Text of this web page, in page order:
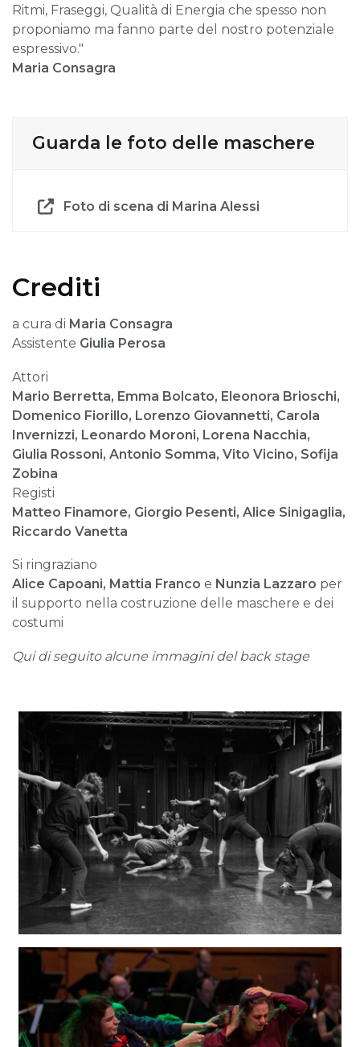
Ritmi, Fraseggi, Qualità di Energia che spesso non
proponiamo ma fanno parte del nostro potenziale
espressivo."
Maria Consagra
Guarda le foto delle maschere
Foto di scena di Marina Alessi
Crediti
a cura di Maria Consagra
Assistente Giulia Perosa
Attori
Mario Berretta, Emma Bolcato, Eleonora Brioschi,
Domenico Fiorillo, Lorenzo Giovannetti, Carola
Invernizzi, Leonardo Moroni, Lorena Nacchia,
Giulia Rossoni, Antonio Somma, Vito Vicino, Sofija
Zobina
Registi
Matteo Finamore, Giorgio Pesenti, Alice Sinigaglia,
Riccardo Vanetta
Si ringraziano
Alice Capoani, Mattia Franco e Nunzia Lazzaro per
il supporto nella costruzione delle maschere e dei
costumi
Qui di seguito alcune immagini del back stage